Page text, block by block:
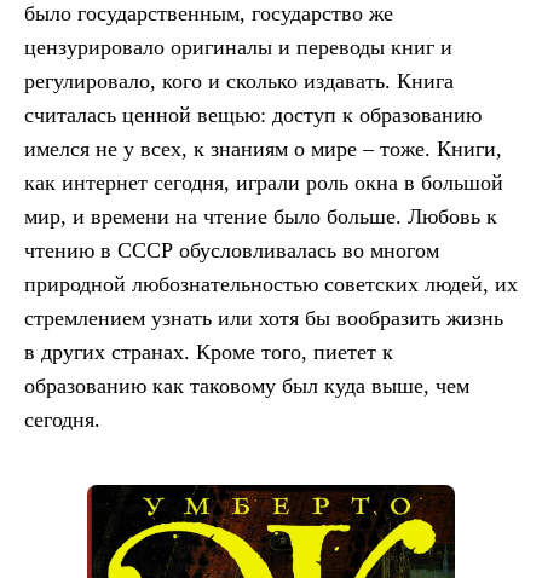
было государственным, государство же
цензурировало оригиналы и переводы книг и
регулировало, кого и сколько издавать. Книга
считалась ценной вещью: доступ к образованию
имелся не у всех, к знаниям о мире – тоже. Книги,
как интернет сегодня, играли роль окна в большой
мир, и времени на чтение было больше. Любовь к
чтению в СССР обусловливалась во многом
природной любознательностью советских людей, их
стремлением узнать или хотя бы вообразить жизнь
в других странах. Кроме того, пиетет к
образованию как таковому был куда выше, чем
сегодня.